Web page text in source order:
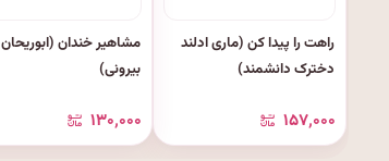
راهت را پیدا کن (ماری ادلند
دخترک دانشمند)
۱۵۷٬۰۰۰
مشاهیر خندان (ابوریحان
بیرونی)
۱۳۰٬۰۰۰